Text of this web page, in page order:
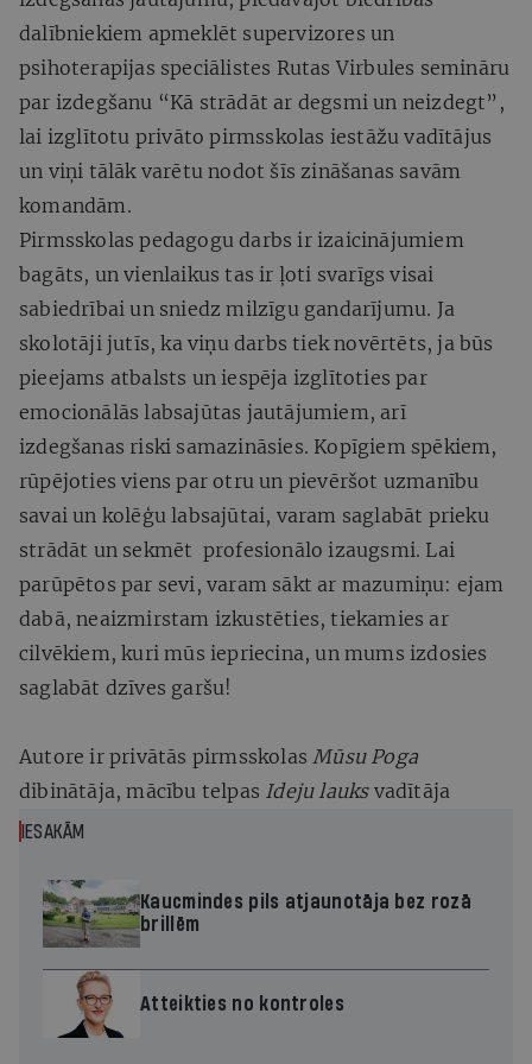
dalībniekiem apmeklēt supervizores un
psihoterapijas speciālistes Rutas Virbules semināru
par izdegšanu “Kā strādāt ar degsmi un neizdegt”,
lai izglītotu privāto pirmsskolas iestāžu vadītājus
un viņi tālāk varētu nodot šīs zināšanas savām
komandām.
Pirmsskolas pedagogu darbs ir izaicinājumiem
bagāts, un vienlaikus tas ir ļoti svarīgs visai
sabiedrībai un sniedz milzīgu gandarījumu. Ja
skolotāji jutīs, ka viņu darbs tiek novērtēts, ja būs
pieejams atbalsts un iespēja izglītoties par
emocionālās labsajūtas jautājumiem, arī
izdegšanas riski samazināsies. Kopīgiem spēkiem,
rūpējoties viens par otru un pievēršot uzmanību
savai un kolēģu labsajūtai, varam saglabāt prieku
strādāt un sekmēt profesionālo izaugsmi. Lai
parūpētos par sevi, varam sākt ar mazumiņu: ejam
dabā, neaizmirstam izkustēties, tiekamies ar
cilvēkiem, kuri mūs iepriecina, un mums izdosies
saglabāt dzīves garšu!
Autore ir privātās pirmsskolas Mūsu Poga
dibinātāja, mācību telpas Ideju lauksvadītāja
IESAKĀM
Kaucmindes pils atjaunotāja bez rozā
brillēm
Atteikties no kontroles